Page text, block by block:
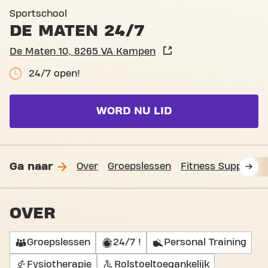
Sportschool
DE MATEN 24/7
De Maten 10, 8265 VA Kampen
24/7 open!
WORD NU LID
Ga naar Over Groepslessen Fitness Support
OVER
Groepslessen 24/7 ! Personal Training
Fysiotherapie Rolstoeltoegankelijk